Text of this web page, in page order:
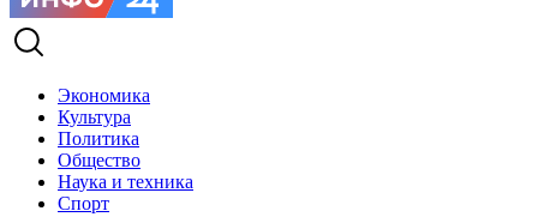
Экономика
Культура
Политика
Общество
Наука и техника
Спорт